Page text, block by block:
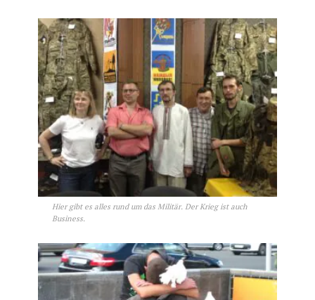
Hier gibt es alles rund um das Militär. Der Krieg ist auch
Business.